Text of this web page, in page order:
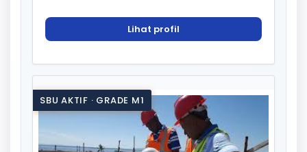
Lihat profil
SBU AKTIF · GRADE M1